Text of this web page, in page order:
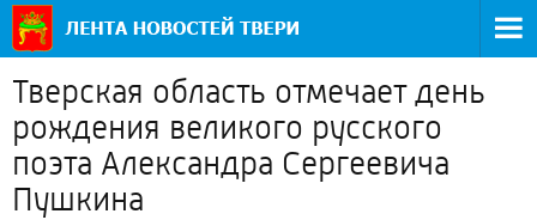
Тверская область отмечает день
рождения великого русского
поэта Александра Сергеевича
Пушкина